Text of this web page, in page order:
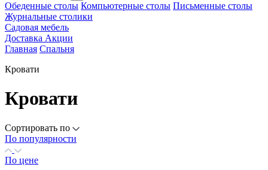
Обеденные столы Компьютерные столы Письменные столы
Журнальные столики
Садовая мебель
Доставка Акции
Главная Спальня
Кровати
Кровати
Сортировать по
По популярности
По цене